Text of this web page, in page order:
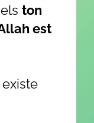
ton
est
existe